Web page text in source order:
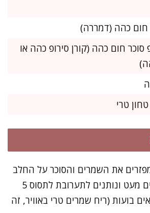
סוכר חום כהה (קורן סירופ כהה או
את השמרים והסוכר על החלב
הפושר. מערבבים מעט ונותנים לתערובת לתסוס 5
בועות (ריח שמרים טרי באוויר, זה